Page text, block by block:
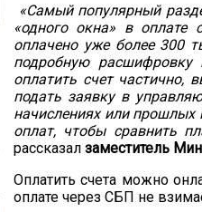
«Самый популярный
«одного окна» в оплате
оплачено уже более 300
подробную расшифровку
оплатить счет
подать заявку в
начислениях или прошлых
оплат, чтобы сравнить
рассказал заместитель
Оплатить счета можно
оплате через СБП не